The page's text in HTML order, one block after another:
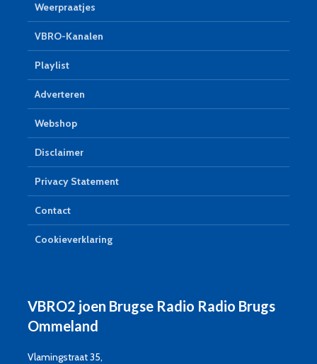
Weerpraatjes
VBRO-Kanalen
Playlist
Adverteren
Webshop
Disclaimer
Privacy Statement
Contact
Cookieverklaring
VBRO2 joen Brugse Radio Radio Brugs
Ommeland
Vlamingstraat 35,